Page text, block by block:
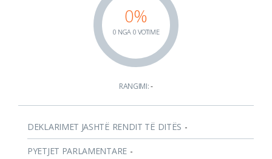
0%
0 NGA 0 VOTIME
RANGIMI:-
DEKLARIMET JASHTË RENDIT TË DITËS -
PYETJET PARLAMENTARE -